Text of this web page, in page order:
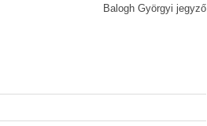
Balogh Györgyi jegyző